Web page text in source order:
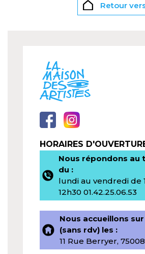
Retour
HORAIRES
Nous répondons au
du :
lundi au vendredi de
12h30 01.42.25.06.53
Nous accueillons
(sans rdv) les :
11 Rue Berryer,